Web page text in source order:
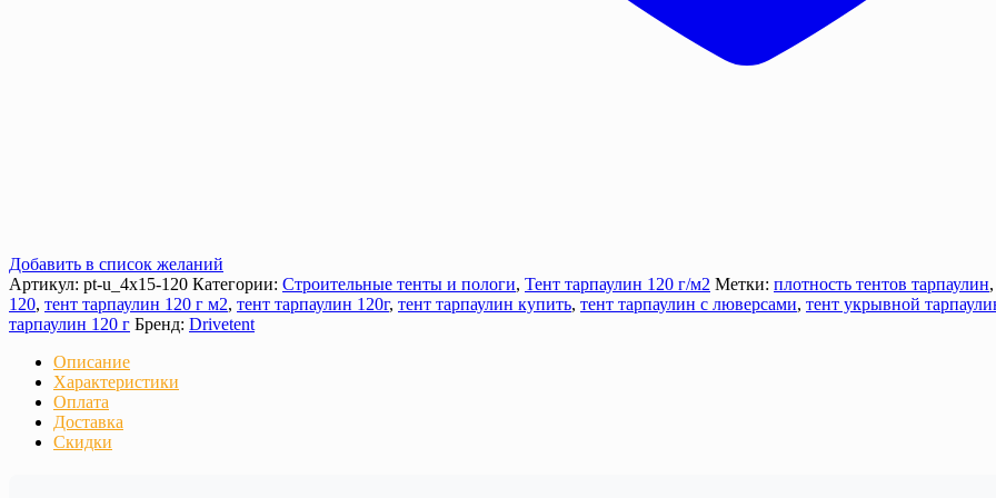
Добавить в список желаний
Артикул: pt-u_4х15-120 Категории: Строительные тенты и пологи, Тент тарпаулин 120 г/м2 Метки: плотность тентов тарпаулин,
120, тент тарпаулин 120 г м2, тент тарпаулин 120г, тент тарпаулин купить, тент тарпаулин с люверсами, тент укрывной
тарпаулин 120 г Бренд: Drivetent
Описание
Характеристики
Оплата
Доставка
Скидки